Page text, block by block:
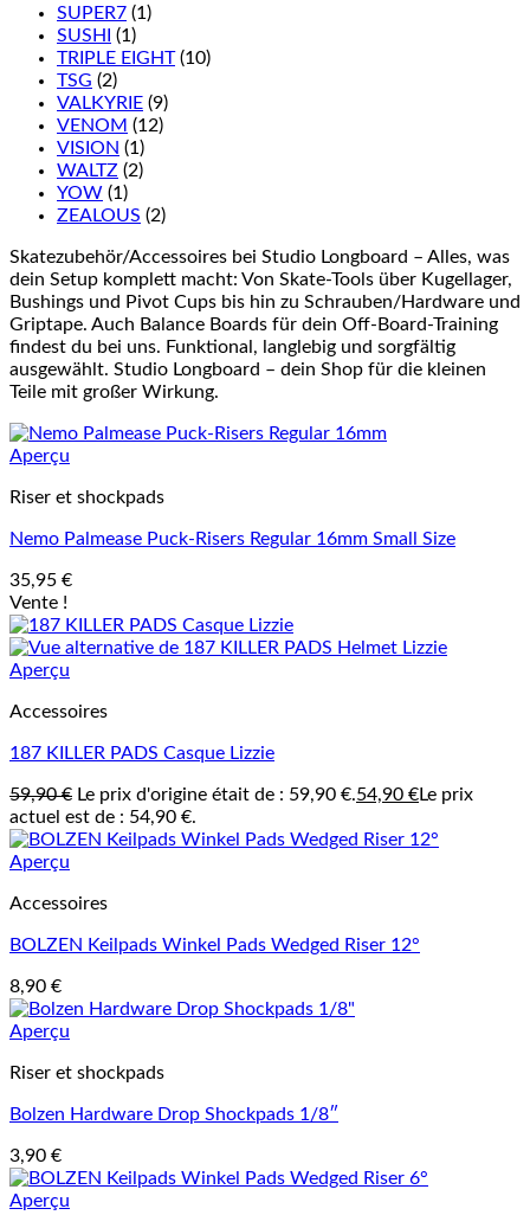
SUPER7 (1)
SUSHI
(1)
TRIPLE EIGHT (10)
TSG (2)
VALKYRIE (9)
VENOM (12)
VISION (1)
WALTZ (2)
YOW (1)
ZEALOUS (2)
Skatezubehör/Accessoires bei Studio Longboard – Alles, was
dein Setup komplett macht: Von Skate-Tools über Kugellager,
Bushings und Pivot Cups bis hin zu Schrauben/Hardware und
Griptape. Auch Balance Boards für dein Off-Board-Training
findest du bei uns. Funktional, langlebig und sorgfältig
ausgewählt. Studio Longboard – dein Shop für die kleinen
Teile mit großer Wirkung.
Aperçu
Riser et shockpads
Nemo Palmease Puck-Risers Regular 16mm Small Size
35,95 €
Vente !
Aperçu
Accessoires
187 KILLER PADS Casque Lizzie
59,90€ Le prix d'origine était de : 59,90 €.54,90 €Le prix
actuel est de : 54,90 €.
Aperçu
Accessoires
BOLZEN Keilpads Winkel Pads Wedged Riser 12°
8,90 €
Aperçu
Riser et shockpads
Bolzen Hardware Drop Shockpads 1/8″
3,90 €
Aperçu